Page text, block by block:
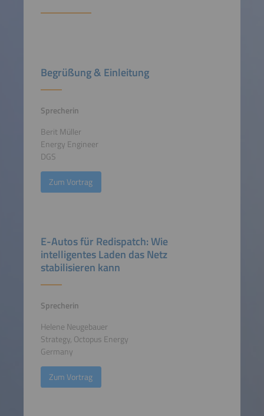
Begrüßung & Einleitung
Sprecherin
Berit Müller
Energy Engineer
DGS
Zum Vortrag
E-Autos für Redispatch: Wie
intelligentes Laden das Netz
stabilisieren kann
Sprecherin
Helene Neugebauer
Strategy, Octopus Energy
Germany
Zum Vortrag